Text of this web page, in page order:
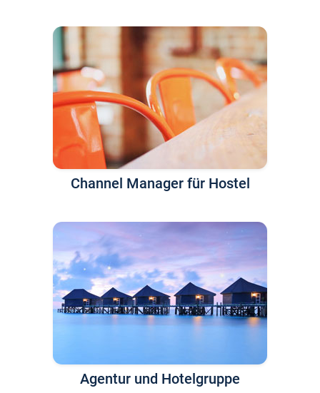
Channel Manager für Hostel
Agentur und Hotelgruppe